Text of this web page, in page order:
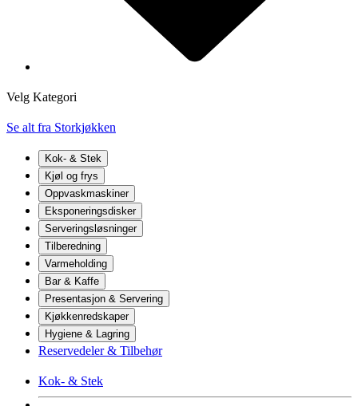
Velg Kategori
Se alt fra Storkjøkken
Kok- & Stek
Kjøl og frys
Oppvaskmaskiner
Eksponeringsdisker
Serveringsløsninger
Tilberedning
Varmeholding
Bar & Kaffe
Presentasjon & Servering
Kjøkkenredskaper
Hygiene & Lagring
Reservedeler & Tilbehør
Kok- & Stek